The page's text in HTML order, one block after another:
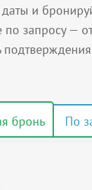
и
запросу —